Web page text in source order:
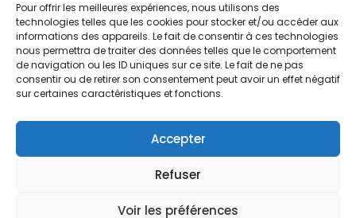
Pour offrir les meilleures expériences, nous utilisons des
technologies telles que les cookies pour stocker et/ou accéder aux
informations des appareils. Le fait de consentir à ces technologies
nous permettra de traiter des données telles que le comportement
de navigation ou les ID uniques sur ce site. Le fait de ne pas
consentir ou de retirer son consentement peut avoir un effet négatif
sur certaines caractéristiques et fonctions.
Accepter
Refuser
Voir les préférences
RECHERCHER
Comment chercher ?
Les archives
Notre démarche
Contact